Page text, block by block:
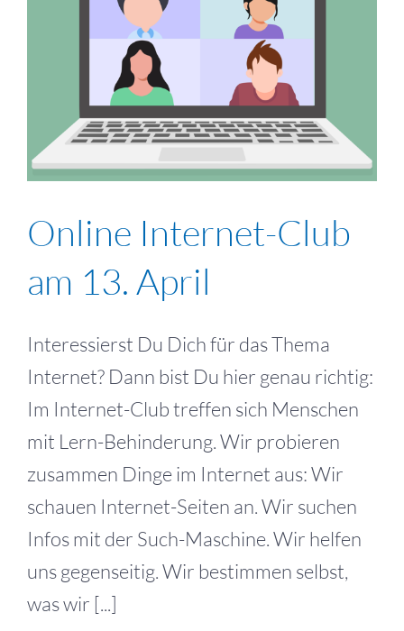
Online Internet-Club
am 13. April
Interessierst Du Dich für das Thema
Internet? Dann bist Du hier genau richtig:
Im Internet-Club treffen sich Menschen
mit Lern-Behinderung. Wir probieren
zusammen Dinge im Internet aus: Wir
schauen Internet-Seiten an. Wir suchen
Infos mit der Such-Maschine. Wir helfen
uns gegenseitig. Wir bestimmen selbst,
was wir [...]